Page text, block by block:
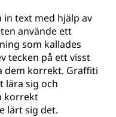
in text med hjälp av
använde ett
som kallades
tecken på ett visst
dem korrekt. Graffiti
lära sig och
korrekt
lärt sig det.